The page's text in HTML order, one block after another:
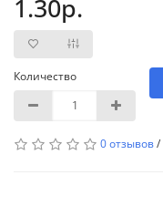
1.30р.
Количество
0 отзывов/